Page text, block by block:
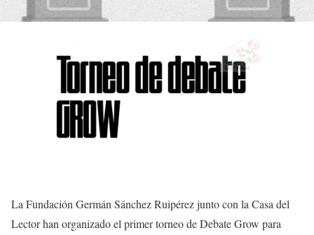
La Fundación Germán Sánchez Ruipérez junto con la Casa del
Lector han organizado el primer torneo de Debate Grow para